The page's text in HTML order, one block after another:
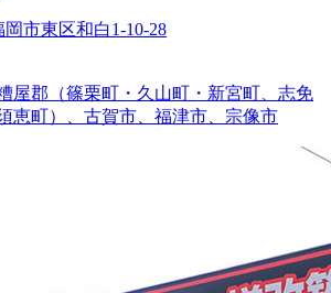
岡市東区和白1-10-28
屋郡（篠栗町・久山町・新宮町、志免
恵町）、古賀市、福津市、宗像市